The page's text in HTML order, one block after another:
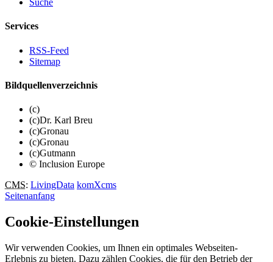
Suche
Services
RSS-Feed
Sitemap
Bildquellenverzeichnis
(c)
(c)Dr. Karl Breu
(c)Gronau
(c)Gronau
(c)Gutmann
© Inclusion Europe
CMS: LivingData komXcms
Seitenanfang
Cookie-Einstellungen
Wir verwenden Cookies, um Ihnen ein optimales Webseiten-
Erlebnis zu bieten. Dazu zählen Cookies, die für den Betrieb der